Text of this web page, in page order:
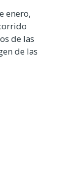
enero,
de las
de las